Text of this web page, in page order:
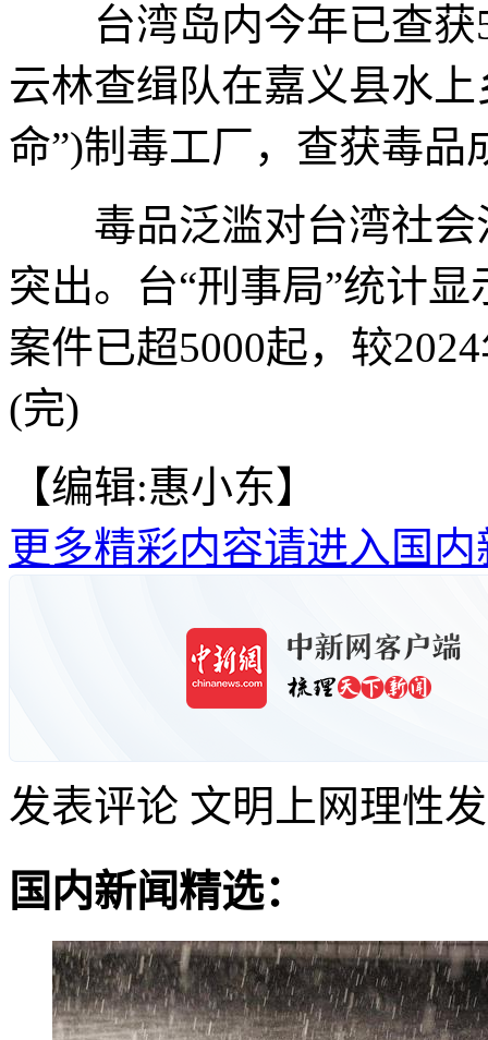
台湾岛内今年已查获5
云林查缉队在嘉义县水
命”)制毒工厂，查获毒品
毒品泛滥对台湾社会
突出。台“刑事局”统计
案件已超5000起，较
(完)
【编辑:惠小东】
更多精彩内容请进入国内
发表评论 文明上网理性
国内新闻精选：